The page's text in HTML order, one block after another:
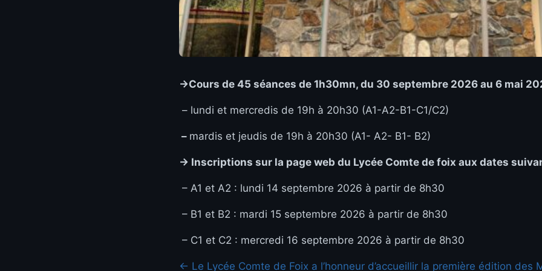
->Cours de 45 séances de 1h30mn, du 30 septembre 2026 au 6 mai
– lundi et mercredis de 19h à 20h30 (A1-A2-B1-C1/C2)
– mardis et jeudis de 19h à 20h30 (A1- A2- B1- B2)
-> Inscriptions sur la page web du Lycée Comte de foix aux dates
– A1 et A2 : lundi 14 septembre 2026 à partir de 8h30
– B1 et B2 : mardi 15 septembre 2026 à partir de 8h30
– C1 et C2 : mercredi 16 septembre 2026 à partir de 8h30
← Le Lycée Comte de Foix a l’honneur d’accueillir la première édition des